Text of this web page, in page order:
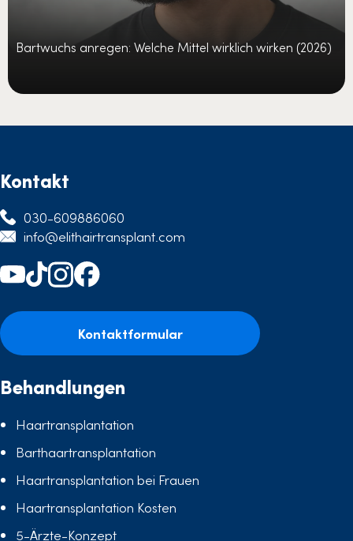
Bartwuchs anregen: Welche Mittel wirklich wirken (2026)
Kontakt
030-609886060
info@elithairtransplant.com
Kontaktformular
Behandlungen
Haartransplantation
Barthaartransplantation
Haartransplantation bei Frauen
Haartransplantation Kosten
5-Ärzte-Konzept